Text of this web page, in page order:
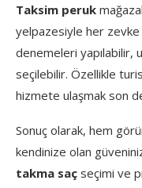
Taksim peruk
yelpazesiyle her
denemeleri yapılabilir,
seçilebilir. Özellikle
hizmete ulaşmak son
Sonuç olarak, hem
kendinize olan
takma saç seçimi ve